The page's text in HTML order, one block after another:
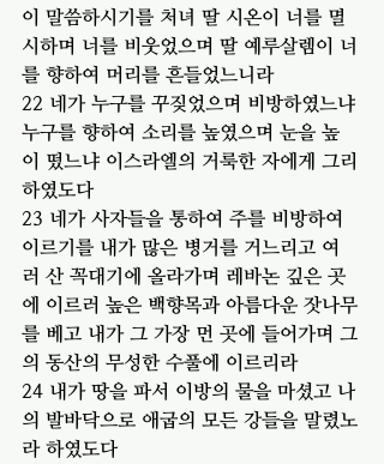
이 말씀하시기를 처녀 딸 시온이 너를 멸
시하며 너를 비웃었으며 딸 예루살렘이 너
를 향하여 머리를 흔들었느니라
22 네가 누구를 꾸짖었으며 비방하였느냐
누구를 향하여 소리를 높였으며 눈을 높
이 떴느냐 이스라엘의 거룩한 자에게 그리
하였도다
23 네가 사자들을 통하여 주를 비방하여
이르기를 내가 많은 병거를 거느리고 여
러 산 꼭대기에 올라가며 레바논 깊은 곳
에 이르러 높은 백향목과 아름다운 잣나무
를 베고 내가 그 가장 먼 곳에 들어가며 그
의 동산의 무성한 수풀에 이르리라
24 내가 땅을 파서 이방의 물을 마셨고 나
의 발바닥으로 애굽의 모든 강들을 말렸노
라 하였도다